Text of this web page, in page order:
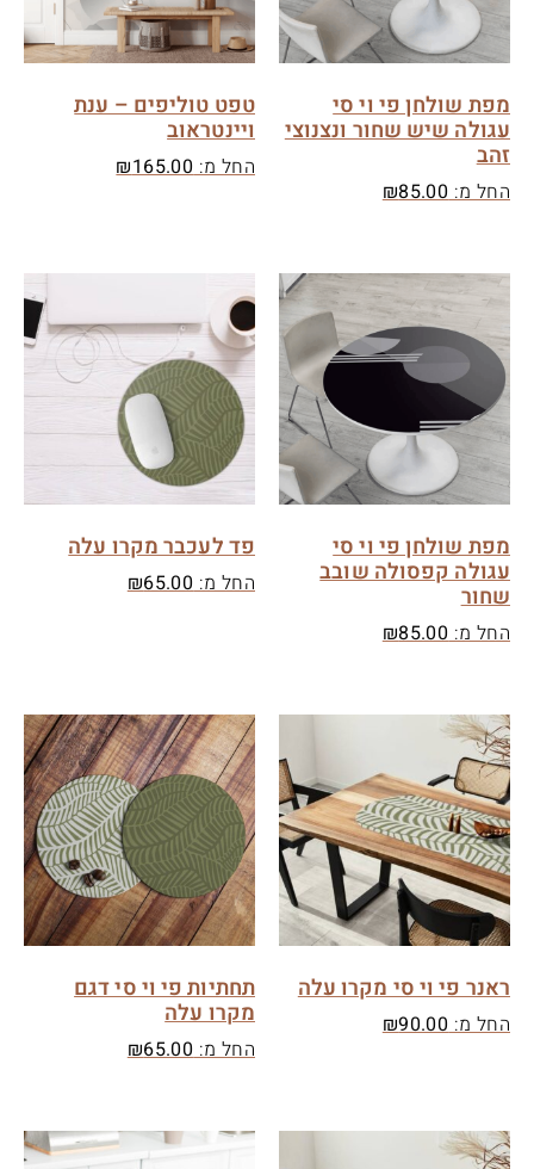
מפת שולחן פי וי סי
עגולה שיש שחור ונצנוצי
זהב
החל מ: ₪85.00
טפט טוליפים – ענת
ויינטראוב
החל מ: ₪165.00
מפת שולחן פי וי סי
עגולה קפסולה שובב
שחור
החל מ: ₪85.00
פד לעכבר מקרו עלה
החל מ: ₪65.00
ראנר פי וי סי מקרו עלה
החל מ: ₪90.00
תחתיות פי וי סי דגם
מקרו עלה
החל מ: ₪65.00